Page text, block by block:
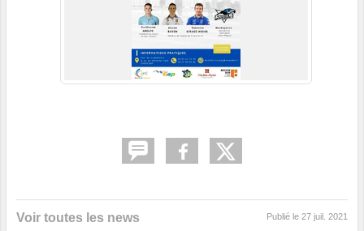
Voir toutes les news Publié le 27 juil. 2021